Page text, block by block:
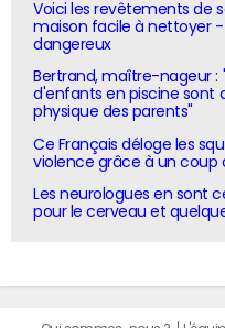
Voici les revêtements de
maison facile à nettoyer
dangereux
Bertrand, maître-nageur :
d'enfants en piscine sont
physique des parents"
Ce Français déloge les
violence grâce à un coup
Les neurologues en sont
pour le cerveau et